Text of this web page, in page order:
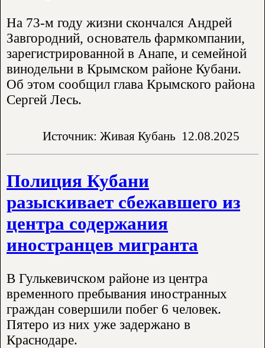
На 73-м году жизни скончался Андрей
Завгородний, основатель фармкомпании,
зарегистрированной в Анапе, и семейной
винодельни в Крымском районе Кубани.
Об этом сообщил глава Крымского района
Сергей Лесь.
Источник: Живая Кубань 12.08.2025
Полиция Кубани
разыскивает сбежавшего из
центра содержания
иностранцев мигранта
В Гулькевичском районе из центра
временного пребывания иностранных
граждан совершили побег 6 человек.
Пятеро из них уже задержано в
Краснодаре.